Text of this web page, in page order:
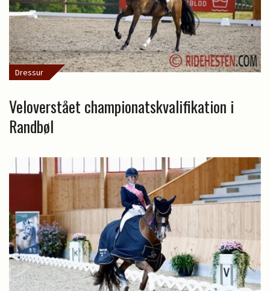
Dressur
Veloverstået championatskvalifikation i
Randbøl